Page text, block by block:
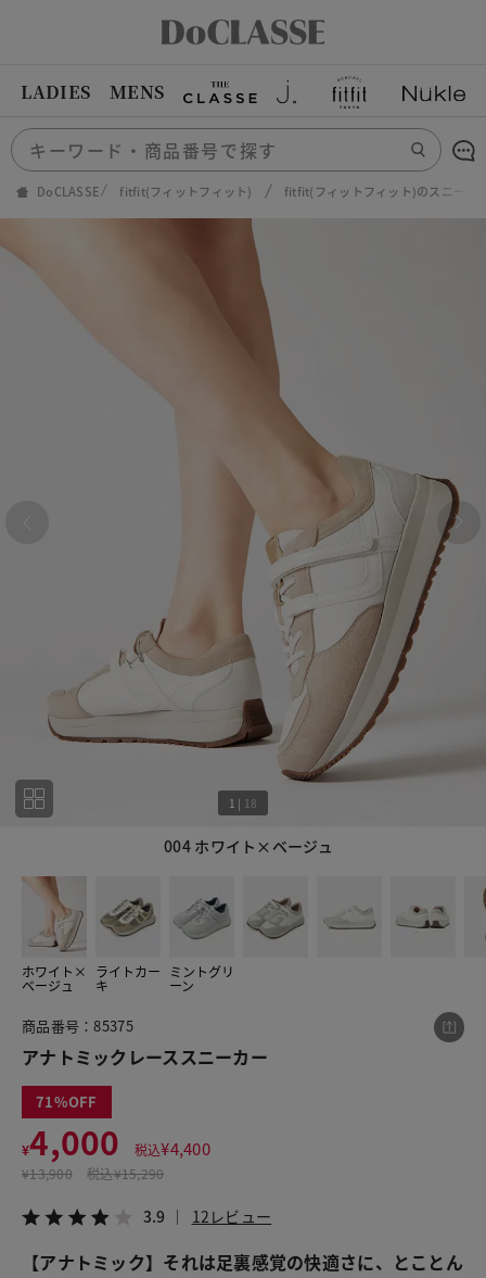
LADIES MENS
DoCLASSE fitfit(フィットフィット) fitfit(フィットフィット)のスニーカ
004 ホワイト×ベージュ
1 | 18
ホワイト×
ベージュ
ライトカー
キ
ミントグリ
ーン
商品番号：85375
アナトミックレーススニーカー
71
¥4,000 税込¥4,400
¥13,900 税込¥15,290
3.9 12レビュー
【アナトミック】それは足裏感覚の快適さに、とことん
この商品をシェアする
¥4,000
税込¥4,400